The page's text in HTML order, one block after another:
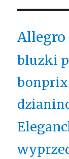
Allegro
bluzki
bonprix